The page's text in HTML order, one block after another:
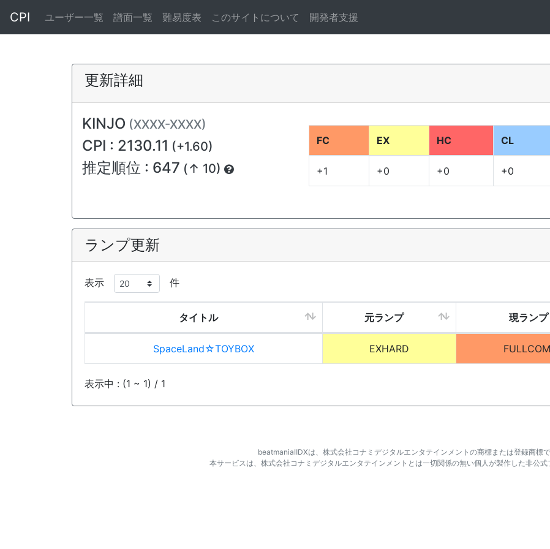
CPI ユーザー一覧 譜面一覧 難易度表 このサイトについて 開発者支援
更新詳細
KINJO (XXXX-XXXX)
CPI : 2130.11 (+1.60)
推定順位 : 647 (↑ 10)
FC EX HC CL
+1 +0 +0 +0
ランプ更新
表示 件
タイトル 元ランプ 現ランプ
SpaceLand☆TOYBOX EXHARD
表示中 : (1 ~ 1) / 1
beatmaniaⅡDXは、株式会社コナミデジタルエンタテインメントの商標または登録商標で
本サービスは、株式会社コナミデジタルエンタテインメントとは一切関係の無い個人が製作した非公式